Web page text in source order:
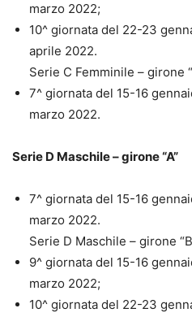
marzo 2022;
10^ giornata del 22-23
aprile 2022.
Serie C Femminile – girone
7^ giornata del 15-16
marzo 2022.
Serie D Maschile – girone “A”
7^ giornata del 15-16
marzo 2022.
Serie D Maschile – girone
9^ giornata del 15-16
marzo 2022;
10^ giornata del 22-23